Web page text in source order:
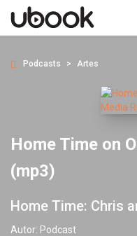
Podcasts Artes
Home Time on
(mp3)
Home Time: Chris
Autor: Podcast